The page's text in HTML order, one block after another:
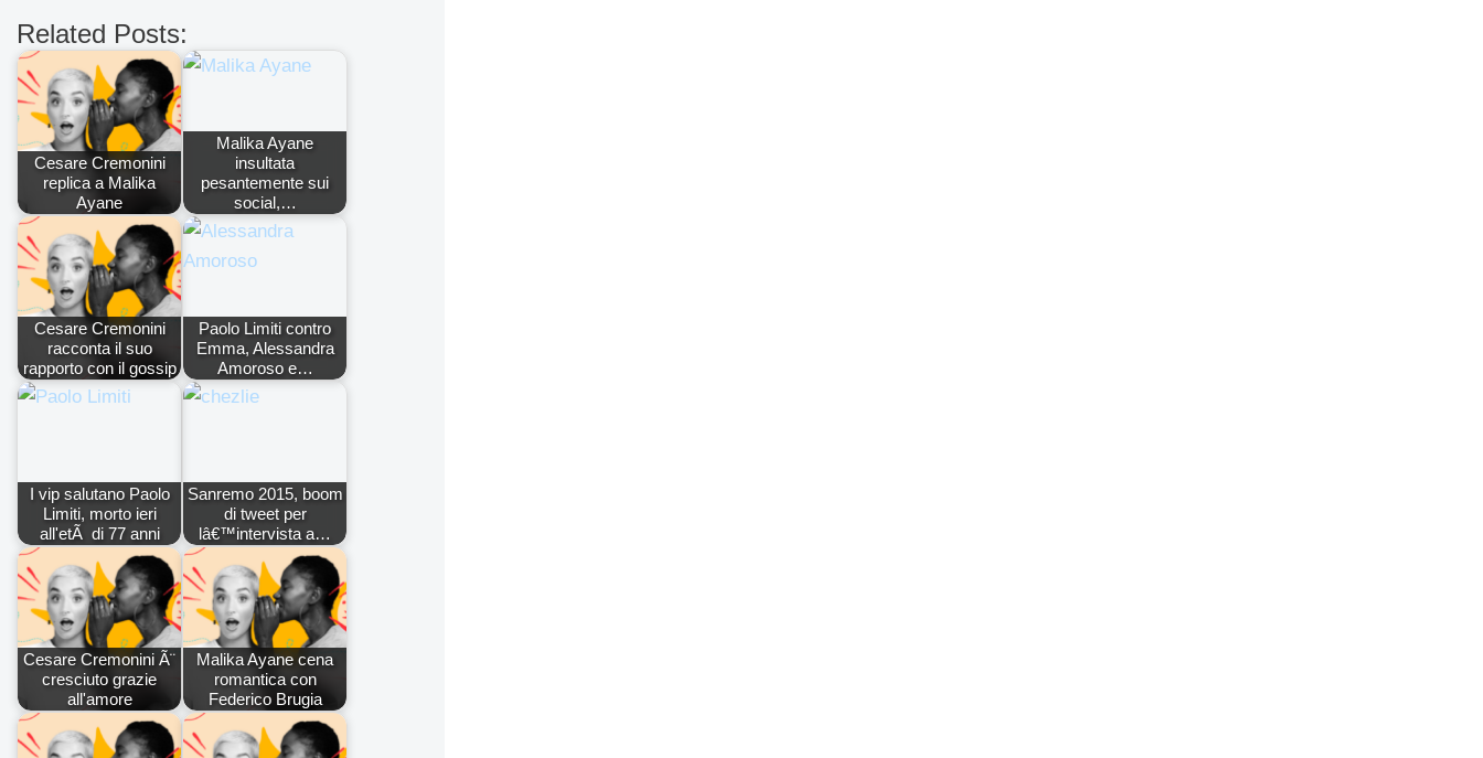
Related Posts:
Cesare Cremonini
replica a Malika
Ayane
Malika Ayane
insultata
pesantemente sui
social,…
Cesare Cremonini
racconta il suo
rapporto con il gossip
Paolo Limiti contro
Emma, Alessandra
Amoroso e…
I vip salutano Paolo
Limiti, morto ieri
all'etÃ di 77 anni
Sanremo 2015, boom
di tweet per
lâ€™intervista a…
Cesare Cremonini Ã¨
cresciuto grazie
all'amore
Malika Ayane cena
romantica con
Federico Brugia